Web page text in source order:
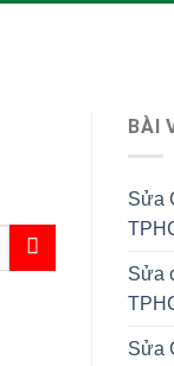
BÀI
Sửa
Sửa
Sửa